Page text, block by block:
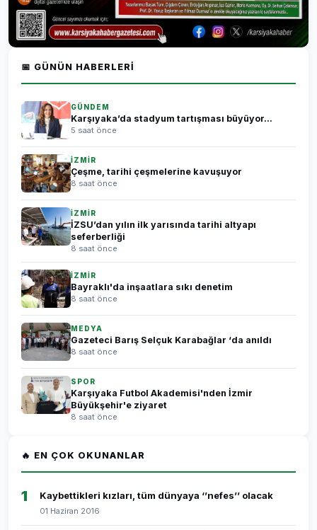
📅 GÜNÜN HABERLERI
GÜNDEM
Karşıyaka’da stadyum tartışması büyüyor...
5 saat önce
İZMİR
Çeşme, tarihi çeşmelerine kavuşuyor
8 saat önce
İZMİR
İZSU’dan yılın ilk yarısında tarihi altyapı
seferberliği
8 saat önce
İZMİR
Bayraklı'da inşaatlara sıkı denetim
8 saat önce
MEDYA
Gazeteci Barış Selçuk Karabağlar ‘da anıldı
8 saat önce
SPOR
Karşıyaka Futbol Akademisi'nden İzmir
Büyükşehir'e ziyaret
8 saat önce
🔥 EN ÇOK OKUNANLAR
1 Kaybettikleri kızları, tüm dünyaya ‘’nefes’’ olacak
01 Haziran 2016